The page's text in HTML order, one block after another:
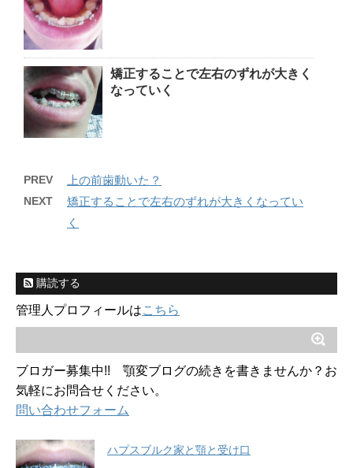
矯正することで左右のずれが大きく
なっていく
PREV 上の前歯動いた？
NEXT
矯正することで左右のずれが大きくなってい
く
購読する
管理人プロフィールはこちら
ブロガー募集中!! 顎変ブログの続きを書きませんか？お
気軽にお問合せください。
問い合わせフォーム
ハプスブルク家と顎と受け口